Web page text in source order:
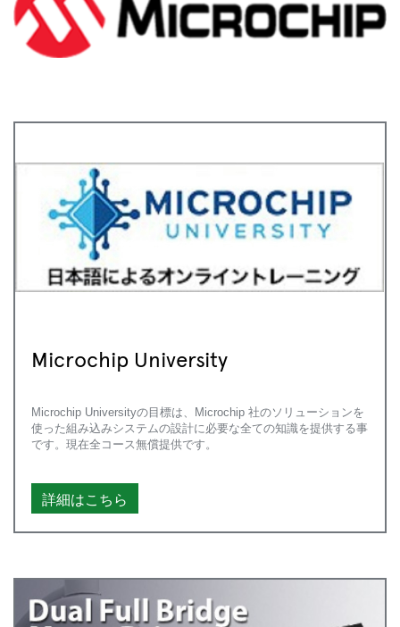
Microchip University
Microchip Universityの目標は、Microchip 社のソリューションを
使った組み込みシステムの設計に必要な全ての知識を提供する事
です。現在全コース無償提供です。
詳細はこちら